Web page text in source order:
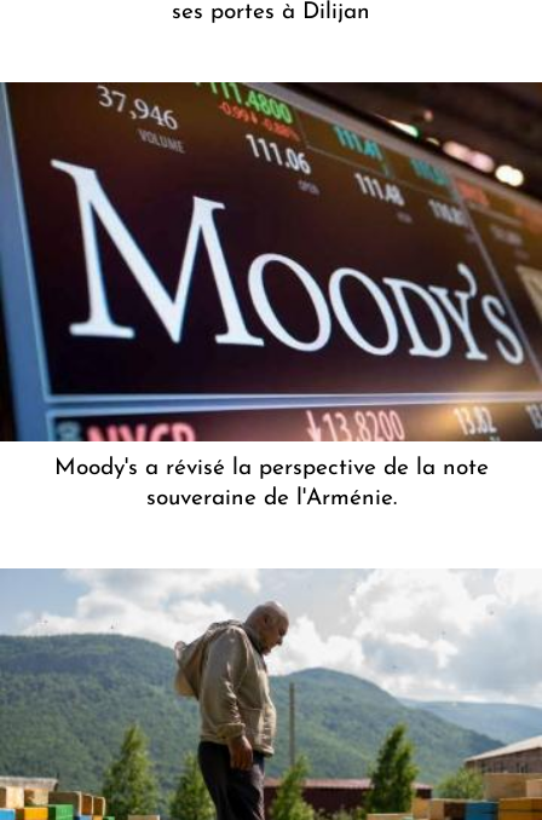
ses portes à Dilijan
Moody's a révisé la perspective de la note
souveraine de l'Arménie.